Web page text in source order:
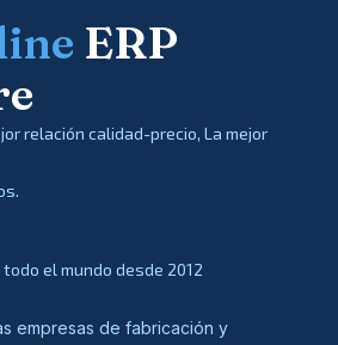
ERP
relación calidad-precio, La mejor
el mundo desde 2012
empresas de fabricación y